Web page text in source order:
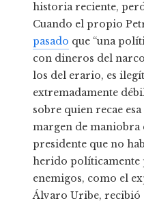
historia reciente,
Cuando el propio
pasado que “una
con dineros del
los del erario, es
extremadamente
sobre quien recae esa
margen de maniobra
presidente que no
herido políticamente
enemigos, como el
Álvaro Uribe, recibió